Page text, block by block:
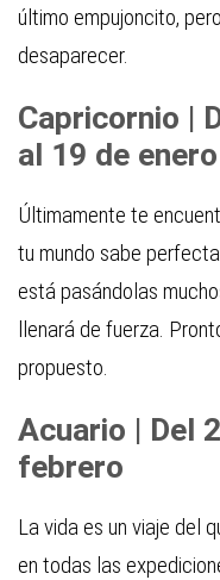
último empujoncito,
desaparecer.
Capricornio |
al 19 de enero
Últimamente te
tu mundo sabe
está pasándolas
llenará de fuerza.
propuesto.
Acuario | Del
febrero
La vida es un viaje del
en todas las